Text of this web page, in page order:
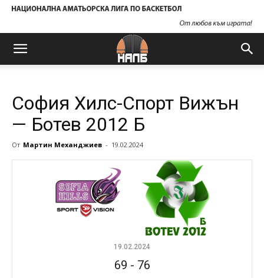
София Хилс-Спорт Вижън
— Ботев 2012 Б
От Мартин Механджиев - 19.02.2024
19.02.2024
69 - 76